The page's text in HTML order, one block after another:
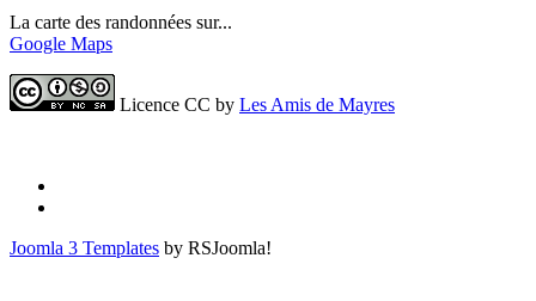
La carte des randonnées sur...
Google Maps
Licence CC by Les Amis de Mayres
Joomla 3 Templates by RSJoomla!